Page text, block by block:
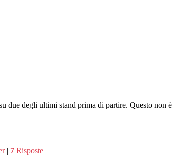
due degli ultimi stand prima di partire. Questo non è
| 7 Risposte